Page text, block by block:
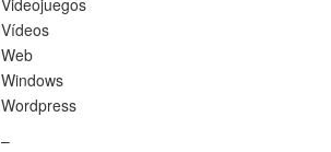
Videojuegos
Vídeos
Web
Windows
Wordpress
–